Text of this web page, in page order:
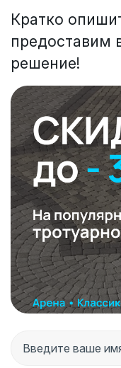
Кратко
предоставим
решение!